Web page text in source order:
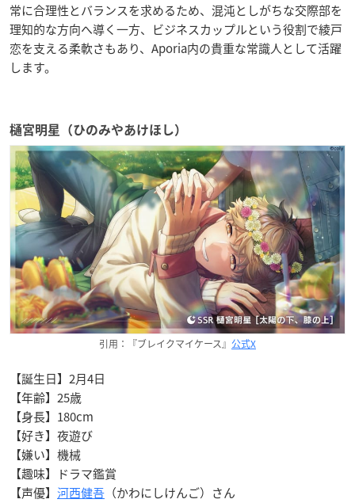
常に合理性とバランスを求めるため、混沌としがちな交際部を
理知的な方向へ導く一方、ビジネスカップルという役割で綾戸
恋を支える柔軟さもあり、Aporia内の貴重な常識人として活躍
します。
樋宮明星（ひのみやあけほし）
引用：『ブレイクマイケース』 公式X
【誕生日】2月4日
【年齢】25歳
【身長】180cm
【好き】夜遊び
【嫌い】機械
【趣味】ドラマ鑑賞
【声優】 河西健吾 （かわにしけんご）さん